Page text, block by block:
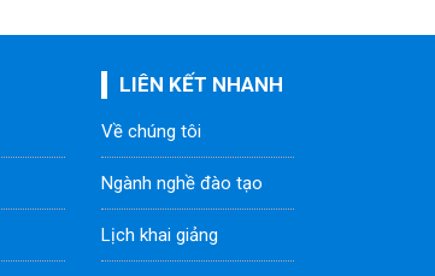
LIÊN KẾT NHANH
Về chúng tôi
Ngành nghề đào tạo
Lịch khai giảng